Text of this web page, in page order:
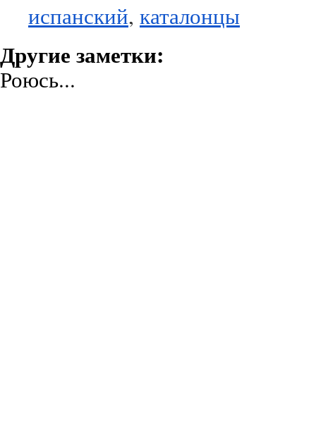
испанский, каталонцы
Другие заметки:
Роюсь...